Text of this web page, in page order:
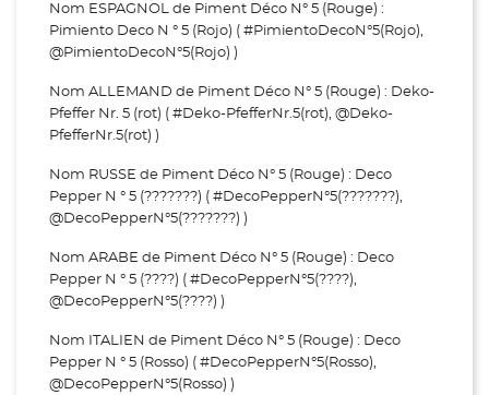
Nom ESPAGNOL de Piment Déco N° 5 (Rouge) :
Pimiento Deco N ° 5 (Rojo) ( #PimientoDecoN°5(Rojo),
@PimientoDecoN°5(Rojo) )
Nom ALLEMAND de Piment Déco N° 5 (Rouge) : Deko-
Pfeffer Nr. 5 (rot) ( #Deko-PfefferNr.5(rot), @Deko-
PfefferNr.5(rot) )
Nom RUSSE de Piment Déco N° 5 (Rouge) : Deco
Pepper N ° 5 (???????) ( #DecoPepperN°5(???????),
@DecoPepperN°5(???????) )
Nom ARABE de Piment Déco N° 5 (Rouge) : Deco
Pepper N ° 5 (????) ( #DecoPepperN°5(????),
@DecoPepperN°5(????) )
Nom ITALIEN de Piment Déco N° 5 (Rouge) : Deco
Pepper N ° 5 (Rosso) ( #DecoPepperN°5(Rosso),
@DecoPepperN°5(Rosso) )